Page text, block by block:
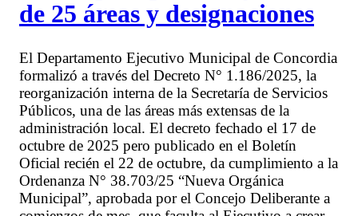
de 25 áreas y designaciones
El Departamento Ejecutivo Municipal de Concordia
formalizó a través del Decreto N° 1.186/2025, la
reorganización interna de la Secretaría de Servicios
Públicos, una de las áreas más extensas de la
administración local. El decreto fechado el 17 de
octubre de 2025 pero publicado en el Boletín
Oficial recién el 22 de octubre, da cumplimiento a la
Ordenanza N° 38.703/25 “Nueva Orgánica
Municipal”, aprobada por el Concejo Deliberante a